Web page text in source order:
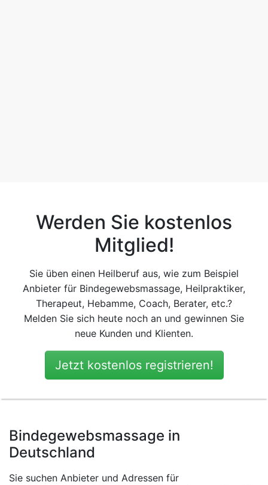
Werden Sie kostenlos
Mitglied!
Sie üben einen Heilberuf aus, wie zum Beispiel
Anbieter für Bindegewebsmassage, Heilpraktiker,
Therapeut, Hebamme, Coach, Berater, etc.?
Melden Sie sich heute noch an und gewinnen Sie
neue Kunden und Klienten.
Jetzt kostenlos registrieren!
Bindegewebsmassage in
Deutschland
Sie suchen Anbieter und Adressen für